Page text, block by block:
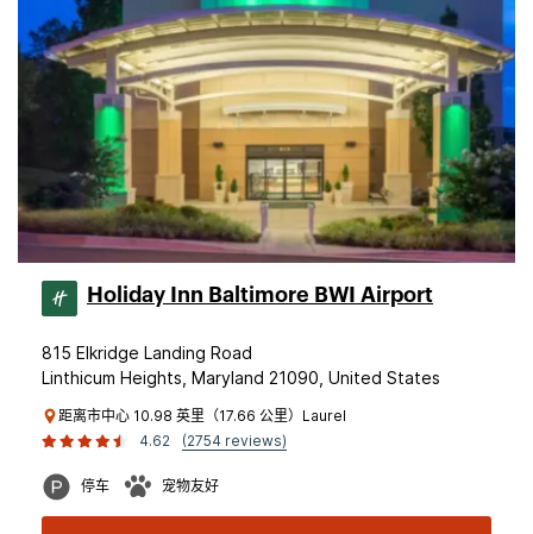
Holiday Inn Baltimore BWI Airport
815 Elkridge Landing Road
Linthicum Heights, Maryland 21090, United States
距离市中心 10.98 英里（17.66 公里）Laurel
4.62
(2754 reviews)
停车 宠物友好